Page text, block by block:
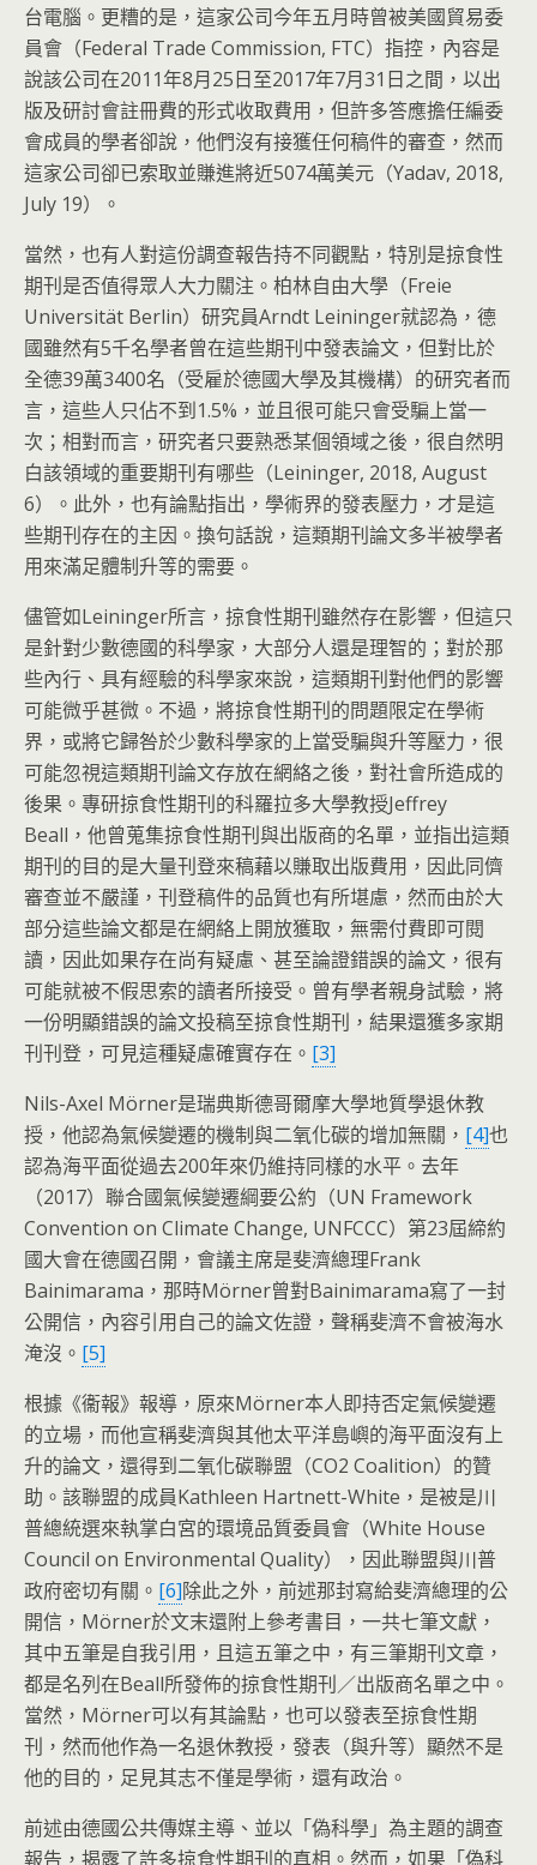
台電腦。更糟的是，這家公司今年五月時曾被美國貿易委
員會（Federal Trade Commission, FTC）指控，內容是
說該公司在2011年8月25日至2017年7月31日之間，以出
版及研討會註冊費的形式收取費用，但許多答應擔任編委
會成員的學者卻說，他們沒有接獲任何稿件的審查，然而
這家公司卻已索取並賺進將近5074萬美元（Yadav, 2018,
July 19）。
當然，也有人對這份調查報告持不同觀點，特別是掠食性
期刊是否值得眾人大力關注。柏林自由大學（Freie
Universität Berlin）研究員Arndt Leininger就認為，德
國雖然有5千名學者曾在這些期刊中發表論文，但對比於
全德39萬3400名（受雇於德國大學及其機構）的研究者而
言，這些人只佔不到1.5%，並且很可能只會受騙上當一
次；相對而言，研究者只要熟悉某個領域之後，很自然明
白該領域的重要期刊有哪些（Leininger, 2018, August
6）。此外，也有論點指出，學術界的發表壓力，才是這
些期刊存在的主因。換句話說，這類期刊論文多半被學者
用來滿足體制升等的需要。
儘管如Leininger所言，掠食性期刊雖然存在影響，但這只
是針對少數德國的科學家，大部分人還是理智的；對於那
些內行、具有經驗的科學家來說，這類期刊對他們的影響
可能微乎甚微。不過，將掠食性期刊的問題限定在學術
界，或將它歸咎於少數科學家的上當受騙與升等壓力，很
可能忽視這類期刊論文存放在網絡之後，對社會所造成的
後果。專研掠食性期刊的科羅拉多大學教授Jeffrey
Beall，他曾蒐集掠食性期刊與出版商的名單，並指出這類
期刊的目的是大量刊登來稿藉以賺取出版費用，因此同儕
審查並不嚴謹，刊登稿件的品質也有所堪慮，然而由於大
部分這些論文都是在網絡上開放獲取，無需付費即可閱
讀，因此如果存在尚有疑慮、甚至論證錯誤的論文，很有
可能就被不假思索的讀者所接受。曾有學者親身試驗，將
一份明顯錯誤的論文投稿至掠食性期刊，結果還獲多家期
刊刊登，可見這種疑慮確實存在。 [3]
Nils-Axel Mörner是瑞典斯德哥爾摩大學地質學退休教
授，他認為氣候變遷的機制與二氧化碳的增加無關， [4]也
認為海平面從過去200年來仍維持同樣的水平。去年
（2017）聯合國氣候變遷綱要公約（UN Framework
Convention on Climate Change, UNFCCC）第23屆締約
國大會在德國召開，會議主席是斐濟總理Frank
Bainimarama，那時Mörner曾對Bainimarama寫了一封
公開信，內容引用自己的論文佐證，聲稱斐濟不會被海水
淹沒。 [5]
根據《衞報》報導，原來Mörner本人即持否定氣候變遷
的立場，而他宣稱斐濟與其他太平洋島嶼的海平面沒有上
升的論文，還得到二氧化碳聯盟（CO2 Coalition）的贊
助。該聯盟的成員Kathleen Hartnett-White，是被是川
普總統選來執掌白宮的環境品質委員會（White House
Council on Environmental Quality），因此聯盟與川普
政府密切有關。 [6]除此之外，前述那封寫給斐濟總理的公
開信，Mörner於文末還附上參考書目，一共七筆文獻，
其中五筆是自我引用，且這五筆之中，有三筆期刊文章，
都是名列在Beall所發佈的掠食性期刊／出版商名單之中。
當然，Mörner可以有其論點，也可以發表至掠食性期
刊，然而他作為一名退休教授，發表（與升等）顯然不是
他的目的，足見其志不僅是學術，還有政治。
前述由德國公共傳媒主導、並以「偽科學」為主題的調查
報告，揭露了許多掠食性期刊的真相。然而，如果「偽科